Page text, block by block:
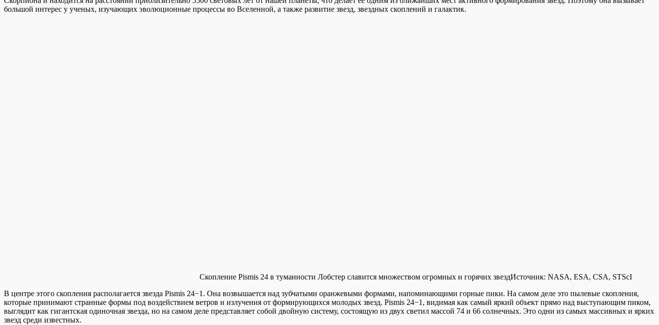
большой интерес у ученых, изучающих эволюционные процессы во Вселенной, а также развитие звезд, звездных скоплений и галактик.
Скопление Pismis 24 в туманности Лобстер славится множеством огромных и горячих звездИсточник: NASA, ESA, CSA, STScI
В центре этого скопления располагается звезда Pismis 24−1. Она возвышается над зубчатыми оранжевыми формами, напоминающими горные пики. На самом деле это пылевые скопления,
которые принимают странные формы под воздействием ветров и излучения от формирующихся молодых звезд. Pismis 24−1, видимая как самый яркий объект прямо над выступающим пиком,
выглядит как гигантская одиночная звезда, но на самом деле представляет собой двойную систему, состоящую из двух светил массой 74 и 66 солнечных. Это одни из самых массивных и ярких
звезд среди известных.